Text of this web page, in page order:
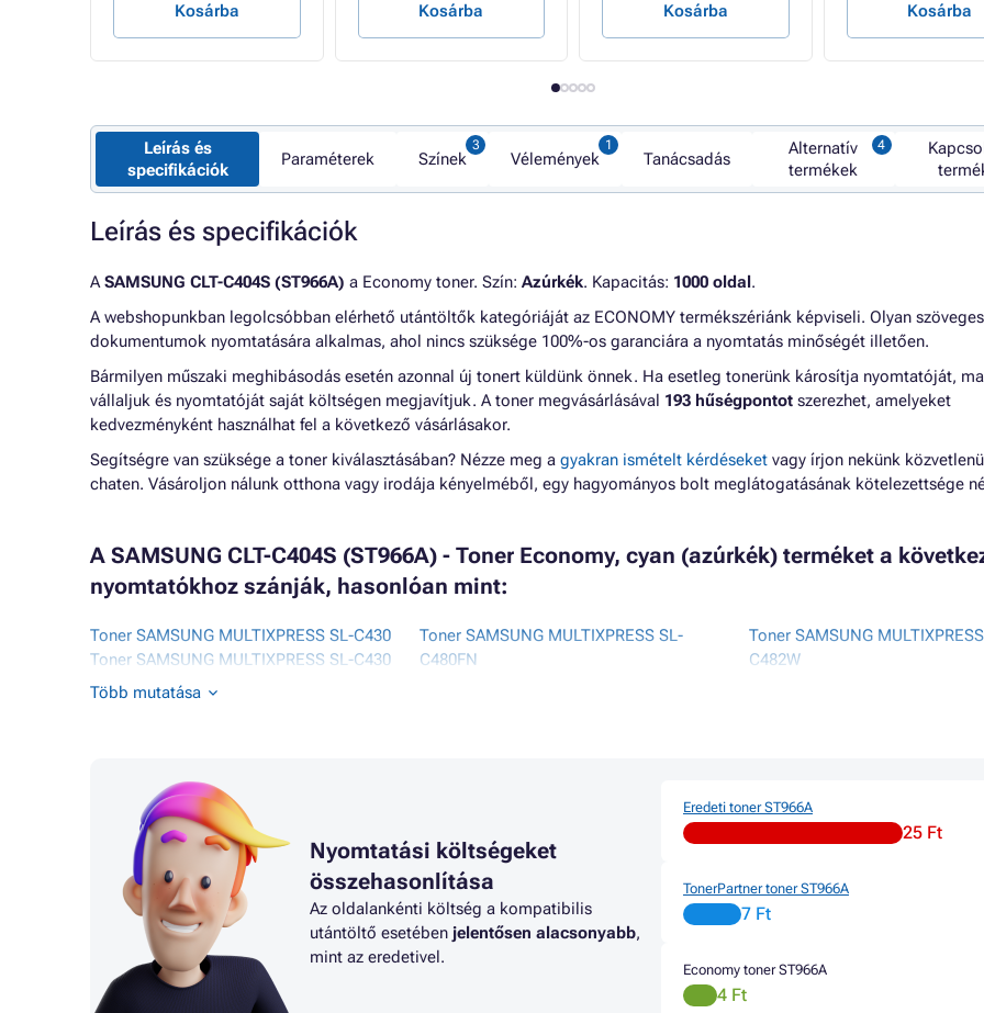
Kosárba Kosárba Kosárba Kosárba
Leírás és
specifikációk
Paraméterek Színek Vélemények Tanácsadás
Alternatív
termékek
Leírás és specifikációk
ASAMSUNG CLT-C404S (ST966A) a Economy toner. Szín: Azúrkék. Kapacitás: 1000 oldal.
A webshopunkban legolcsóbban elérhető utántöltők kategóriáját az ECONOMY termékszériánk képviseli. Olyan szöveges
dokumentumok nyomtatására alkalmas, ahol nincs szüksége 100%-os garanciára a nyomtatás minőségét illetően.
Bármilyen műszaki meghibásodás esetén azonnal új tonert küldünk önnek. Ha esetleg tonerünk károsítja nyomtatóját,
vállaljuk és nyomtatóját saját költségen megjavítjuk. A toner megvásárlásával 193 hűségpontot szerezhet, amelyeket
kedvezményként használhat fel a következő vásárlásakor.
Segítségre van szüksége a toner kiválasztásában? Nézze meg a gyakran ismételt kérdéseket vagy írjon nekünk
chaten. Vásároljon nálunk otthona vagy irodája kényelméből, egy hagyományos bolt meglátogatásának kötelezettsége
A SAMSUNG CLT-C404S (ST966A) - Toner Economy, cyan (azúrkék) terméket a
nyomtatókhoz szánják, hasonlóan mint:
Toner SAMSUNG MULTIXPRESS SL-C430
Toner SAMSUNG MULTIXPRESS SL-C430
SERIES
Toner SAMSUNG MULTIXPRESS SL-
C480FN
Toner SAMSUNG
C482W
Több mutatása
Nyomtatási költségeket
összehasonlítása
Az oldalankénti költség a kompatibilis
utántöltő esetében jelentősen alacsonyabb,
mint az eredetivel.
Eredeti toner ST966A
25 Ft
TonerPartner toner ST966A
7 Ft
Economy toner ST966A
4 Ft